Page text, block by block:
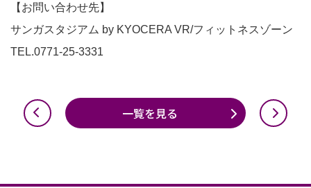
【お問い合わせ先】
サンガスタジアム by KYOCERA VR/フィットネスゾーン
TEL.0771-25-3331
一覧を見る